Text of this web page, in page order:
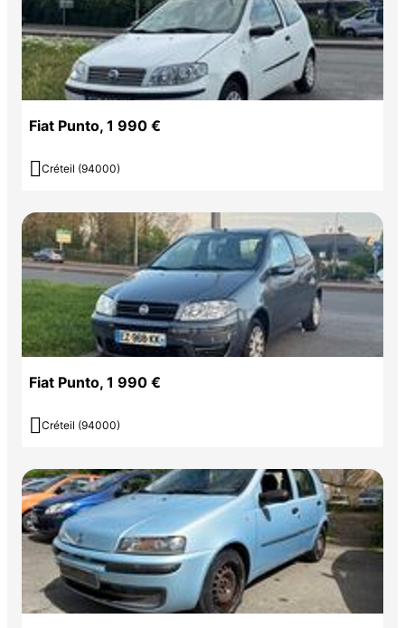
Fiat Punto, 1 990 €
 Créteil (94000)
Fiat Punto, 1 990 €
 Créteil (94000)